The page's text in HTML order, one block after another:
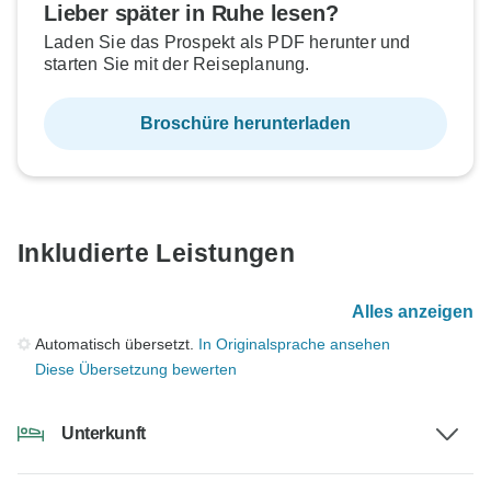
Lieber später in Ruhe lesen?
Laden Sie das Prospekt als PDF herunter und
starten Sie mit der Reiseplanung.
Broschüre herunterladen
Inkludierte Leistungen
Alles anzeigen
Automatisch übersetzt. In Originalsprache ansehen
Diese Übersetzung bewerten
Unterkunft